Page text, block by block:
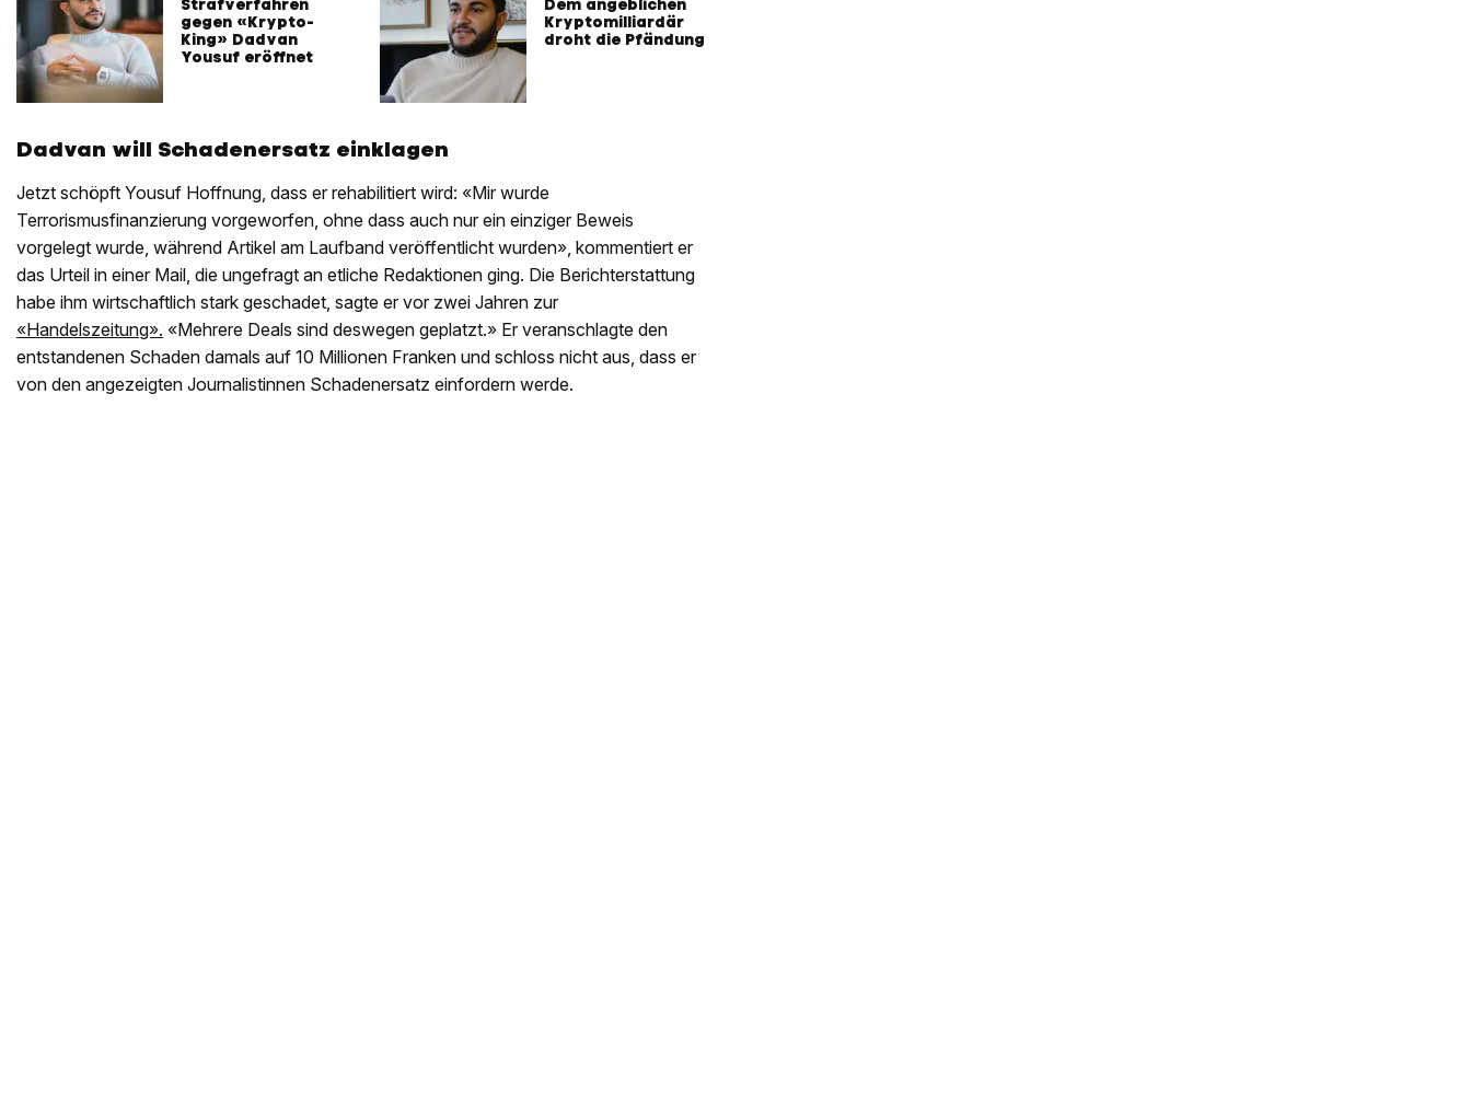
Strafverfahren
gegen «Krypto-
King» Dadvan
Yousuf eröffnet
Dem angeblichen
Kryptomilliardär
droht die Pfändung
Dadvan will Schadenersatz einklagen
Jetzt schöpft Yousuf Hoffnung, dass er rehabilitiert wird: «Mir wurde
Terrorismusfinanzierung vorgeworfen, ohne dass auch nur ein einziger Beweis
vorgelegt wurde, während Artikel am Laufband veröffentlicht wurden», kommentiert er
das Urteil in einer Mail, die ungefragt an etliche Redaktionen ging. Die Berichterstattung
habe ihm wirtschaftlich stark geschadet, sagte er vor zwei Jahren zur
«Handelszeitung». «Mehrere Deals sind deswegen geplatzt.» Er veranschlagte den
entstandenen Schaden damals auf 10 Millionen Franken und schloss nicht aus, dass er
von den angezeigten Journalistinnen Schadenersatz einfordern werde.